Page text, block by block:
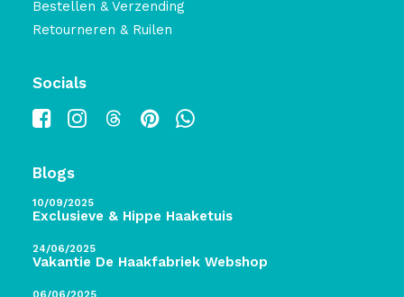
Bestellen & Verzending
Retourneren & Ruilen
Socials
Blogs
10/09/2025
Exclusieve & Hippe Haaketuis
24/06/2025
Vakantie De Haakfabriek Webshop